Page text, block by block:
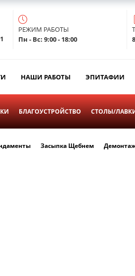
РЕЖИМ РАБОТЫ
Пн - Вс: 9:00 - 18:00
НАШИ РАБОТЫ ЭПИТАФИИ
БЛАГОУСТРОЙСТВО СТОЛЫ/
Засыпка Щебнем